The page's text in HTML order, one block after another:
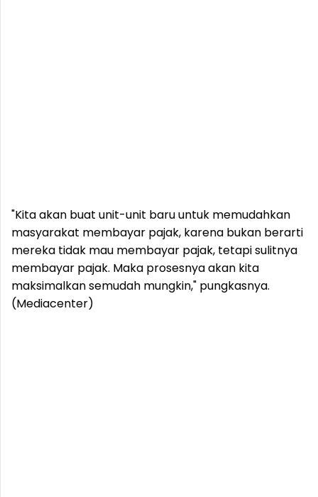
"Kita akan buat unit-unit baru untuk memudahkan
masyarakat membayar pajak, karena bukan berarti
mereka tidak mau membayar pajak, tetapi sulitnya
membayar pajak. Maka prosesnya akan kita
maksimalkan semudah mungkin," pungkasnya.
(Mediacenter)